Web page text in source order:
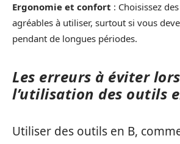
Ergonomie et confort : Choisissez
agréables à utiliser, surtout si vous
pendant de longues périodes.
Les erreurs à éviter
l’utilisation des outils
Utiliser des outils en B,